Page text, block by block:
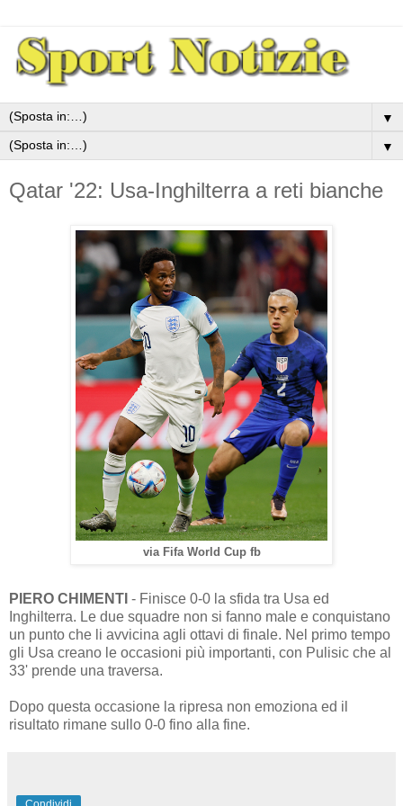
▼
▼
Qatar '22: Usa-Inghilterra a reti bianche
via Fifa World Cup fb
PIERO CHIMENTI - Finisce 0-0 la sfida tra Usa ed
Inghilterra. Le due squadre non si fanno male e conquistano
un punto che li avvicina agli ottavi di finale. Nel primo tempo
gli Usa creano le occasioni più importanti, con Pulisic che al
33' prende una traversa.
Dopo questa occasione la ripresa non emoziona ed il
risultato rimane sullo 0-0 fino alla fine.